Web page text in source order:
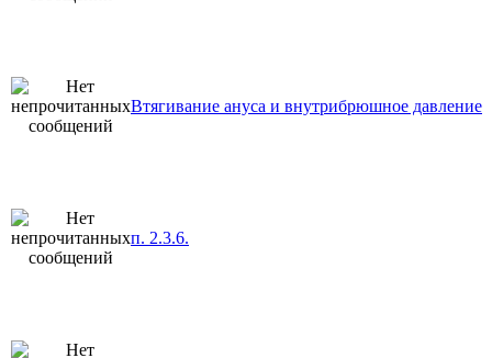
Втягивание ануса и внутрибрюшное давление
п. 2.3.6.